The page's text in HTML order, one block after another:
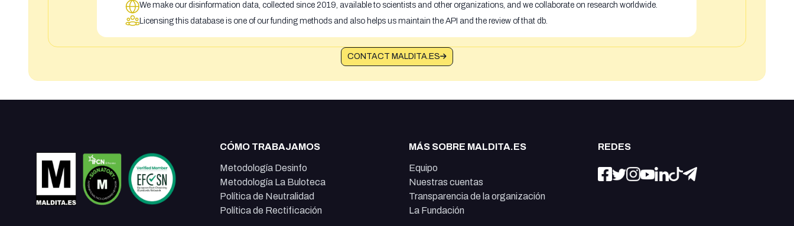
We make our disinformation data, collected since 2019, available to scientists and other organizations, and we collaborate on research worldwide.
Licensing this database is one of our funding methods and also helps us maintain the API and the review of that db.
CONTACT MALDITA.ES
CÓMO TRABAJAMOS
Metodología Desinfo
Metodología La Buloteca
Política de Neutralidad
Política de Rectificación
MÁS SOBRE MALDITA.ES
Equipo
Nuestras cuentas
Transparencia de la organización
La Fundación
REDES